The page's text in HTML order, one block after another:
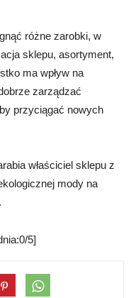
różne zarobki, w
sklepu, asortyment,
ma wpływ na
zarządzać
przyciągać nowych
właściciel sklepu z
mody na
5]